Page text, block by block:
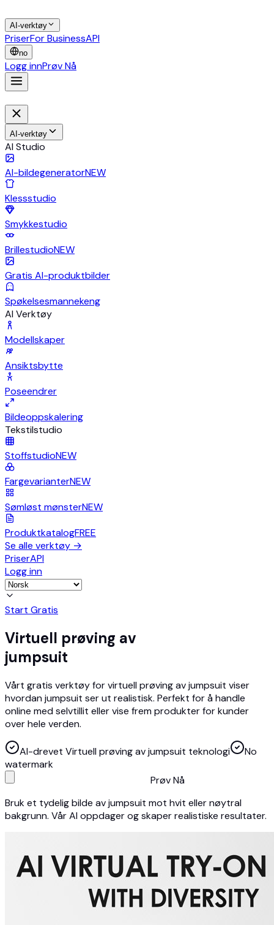
AI-verktøy
PriserFor BusinessAPI
no
Logg innPrøv Nå
AI-verktøy
AI Studio
AI-bildegeneratorNEW
Klessstudio
Smykkestudio
BrillestudioNEW
Gratis AI-produktbilder
Spøkelsesmannekeng
AI Verktøy
Modellskaper
Ansiktsbytte
Poseendrer
Bildeoppskalering
Tekstilstudio
StoffstudioNEW
FargevarianterNEW
Sømløst mønsterNEW
ProduktkatalogFREE
Se alle verktøy →
PriserAPI
Logg inn
Start Gratis
Virtuell prøving av
jumpsuit
Vårt gratis verktøy for virtuell prøving av jumpsuit viser
hvordan jumpsuit ser ut realistisk. Perfekt for å handle
online med selvtillit eller vise frem produkter for kunder
over hele verden.
AI-drevet Virtuell prøving av jumpsuit teknologi
No
watermark
Prøv Nå
Bruk et tydelig bilde av jumpsuit mot hvit eller nøytral
bakgrunn. Vår AI oppdager og skaper realistiske resultater.